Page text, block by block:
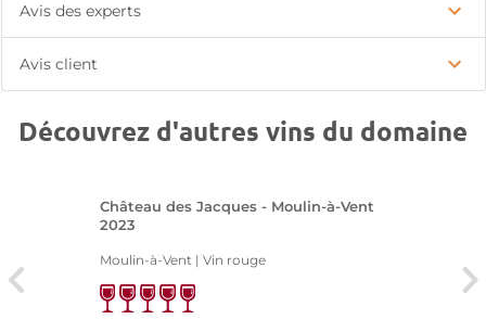
Avis des experts
Avis client
Découvrez d'autres vins du domaine
Château des Jacques - Moulin-à-Vent
2023
Moulin-à-Vent | Vin rouge